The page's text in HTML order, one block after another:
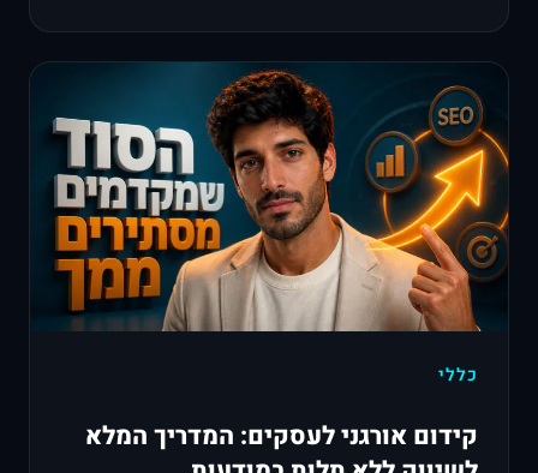
כללי
קידום אורגני לעסקים: המדריך המלא